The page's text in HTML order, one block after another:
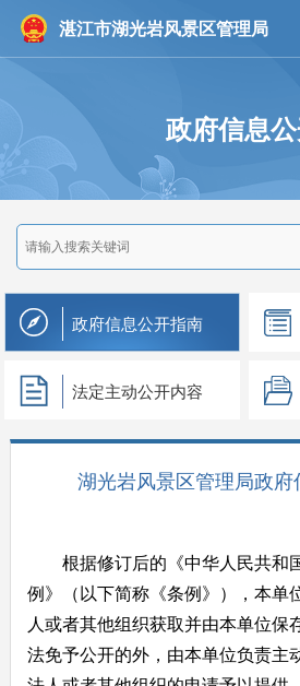
湛江市湖光岩风景区管理局
政府信息
政府信息公开指南
法定主动公开内容
湖光岩风景区管理局政
根据修订后的《中华人民共和
例》（以下简称《条例》），本单
人或者其他组织获取并由本单位保
法免予公开的外，由本单位负责主